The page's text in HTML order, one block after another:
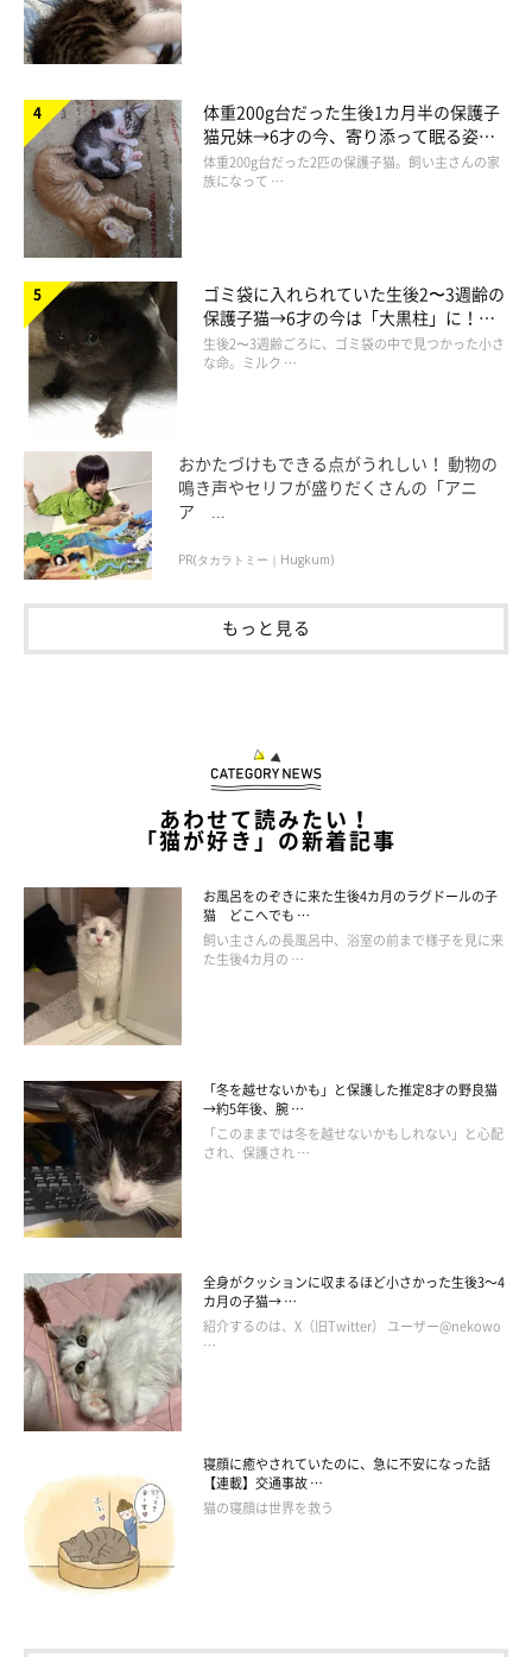
体重200g台だった生後1カ月半の保護子
猫兄妹→6才の今、寄り添って眠る姿に
ほっこり！
体重200g台だった2匹の保護子猫。飼い主さんの家
族になって …
ゴミ袋に入れられていた生後2〜3週齢の
保護子猫→6才の今は「大黒柱」に！
美しい黒猫に成長した姿にグッとくる
生後2〜3週齢ごろに、ゴミ袋の中で見つかった小さ
な命。ミルク …
おかたづけもできる点がうれしい！ 動物の
鳴き声やセリフが盛りだくさんの「アニ
ア ...
PR(タカラトミー｜Hugkum)
もっと見る
あわせて読みたい！
「猫が好き」の新着記事
お風呂をのぞきに来た生後4カ月のラグドールの子
猫 どこへでも …
飼い主さんの長風呂中、浴室の前まで様子を見に来
た生後4カ月の …
「冬を越せないかも」と保護した推定8才の野良猫
→約5年後、腕 …
「このままでは冬を越せないかもしれない」と心配
され、保護され …
全身がクッションに収まるほど小さかった生後3～4
カ月の子猫→ …
紹介するのは、X（旧Twitter） ユーザー@nekowo
…
寝顔に癒やされていたのに、急に不安になった話
【連載】交通事故 …
猫の寝顔は世界を救う